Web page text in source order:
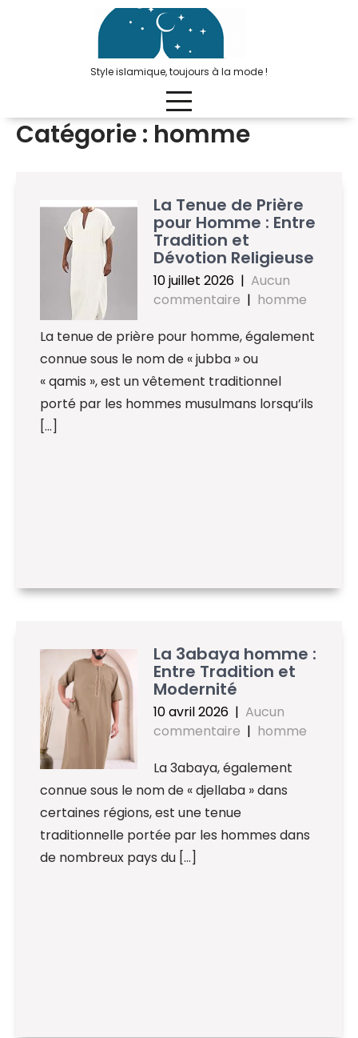
Style islamique, toujours à la mode !
Catégorie : homme
La Tenue de Prière
pour Homme : Entre
Tradition et
Dévotion Religieuse
10 juillet 2026 | Aucun
commentaire | homme
La tenue de prière pour homme, également
connue sous le nom de « jubba » ou
« qamis », est un vêtement traditionnel
porté par les hommes musulmans lorsqu’ils
[…]
La 3abaya homme :
Entre Tradition et
Modernité
10 avril 2026 | Aucun
commentaire | homme
La 3abaya, également
connue sous le nom de « djellaba » dans
certaines régions, est une tenue
traditionnelle portée par les hommes dans
de nombreux pays du […]